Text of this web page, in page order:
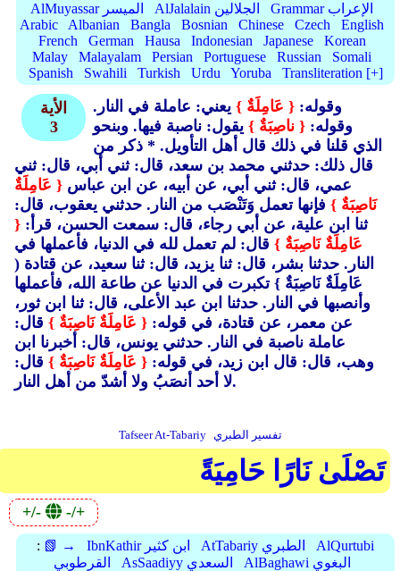
AlMuyassar الميسر
AlJalalain الجلالين
Grammar الإعراب
Arabic
Albanian Bangla Bosnian Chinese Czech
English
French
German Hausa Indonesian Japanese
Korean
Malay
Malayalam Persian Portuguese Russian
Somali
Spanish
Swahili Turkish Urdu Yoruba Transliteration [+]
الأية
3
وقوله: { عَامِلَةٌ } يعني: عاملة في النار.
وقوله: { ناصِبَةٌ } يقول: ناصبة فيها. وبنحو
الذي قلنا في ذلك قال أهل التأويل. * ذكر من
قال ذلك: حدثني محمد بن سعد، قال: ثني أبي، قال: ثني
عمي، قال: ثني أبي، عن أبيه، عن ابن عباس { عَامِلَةٌ
نَاصِبَةٌ } فإنها تعمل وَتَنْصَب من النار. حدثني يعقوب، قال:
ثنا ابن علية، عن أبي رجاء، قال: سمعت الحسن، قرأ: {
عَامِلَةٌ نَاصِبَةٌ } قال: لم تعمل لله في الدنيا، فأعملها في
النار. حدثنا بشر، قال: ثنا يزيد، قال: ثنا سعيد، عن قتادة (
عَامِلَةٌ نَاصِبَةٌ } تكبرت في الدنيا عن طاعة الله، فأعملها
وأنصبها في النار. حدثنا ابن عبد الأعلى، قال: ثنا ابن ثور،
عن معمر، عن قتادة، في قوله: { عَامِلَةٌ نَاصِبَةٌ } قال:
عاملة ناصبة في النار. حدثني يونس، قال: أخبرنا ابن
وهب، قال: قال ابن زيد، في قوله: { عَامِلَةٌ نَاصِبَةٌ } قال:
لا أحد أنصَبُ ولا أشدّ من أهل النار.
Tafseer At-Tabariy تفسير الطبري
تَصْلَىٰ نَارًا حَامِيَةً
+/- -/+
: 📗 → IbnKathir ابن كثير AtTabariy الطبري
AlQurtubi
القرطوبي
AsSaadiyy السعدي
AlBaghawi البغوي